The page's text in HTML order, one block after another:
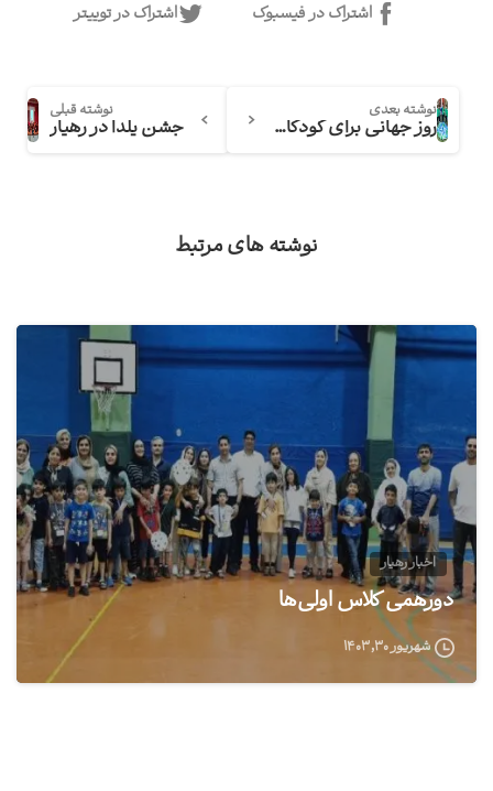
اشتراک در فیسبوک اشتراک در توییتر
نوشته قبلی
جشن یلدا در رهیار
نوشته بعدی
روز جهانی برای کودکان
نوشته های مرتبط
اخبار رهیار
دورهمی کلاس اولی‌ها
شهریور ۳۰, ۱۴۰۳